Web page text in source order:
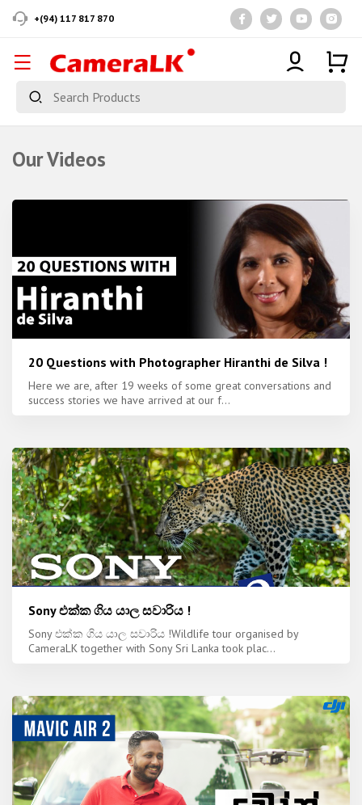
+(94) 117 817 870
Our Videos
20 Questions with Photographer Hiranthi de Silva !
Here we are, after 19 weeks of some great conversations and
success stories we have arrived at our f...
Sony එක්ක ගිය යාල සවාරිය !
Sony එක්ක ගිය යාල සවාරිය !Wildlife tour organised by
CameraLK together with Sony Sri Lanka took plac...